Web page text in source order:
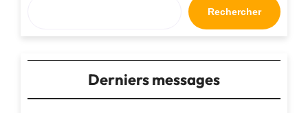
Cabine
Conforme
aux
Rechercher
Derniers messages